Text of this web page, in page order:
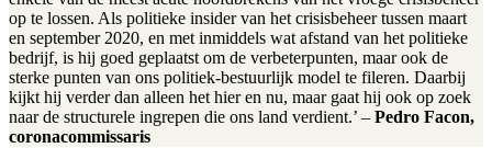
op te lossen. Als politieke insider van het crisisbeheer tussen maart
en september 2020, en met inmiddels wat afstand van het politieke
bedrijf, is hij goed geplaatst om de verbeterpunten, maar ook de
sterke punten van ons politiek-bestuurlijk model te fileren. Daarbij
kijkt hij verder dan alleen het hier en nu, maar gaat hij ook op zoek
naar de structurele ingrepen die ons land verdient.’ – Pedro Facon,
coronacommissaris